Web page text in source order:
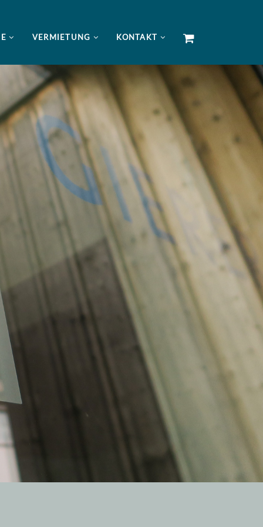
VERMIETUNG KONTAKT